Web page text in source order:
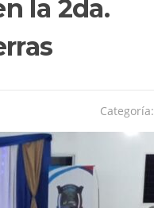
la 2da.
Categoría: